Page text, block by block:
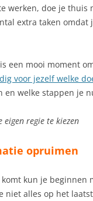
werken, doe je thuis
extra taken omdat
een mooi moment
voor jezelf welke
welke stappen je
regie te kiezen
opruimen
kun je beginnen
niet alles op het